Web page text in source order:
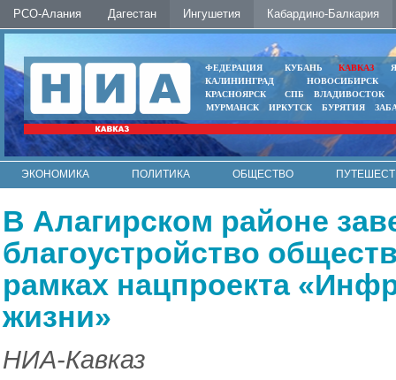
РСО-Алания Дагестан Ингушетия Кабардино-Балкария
ФЕДЕРАЦИЯ КУБАНЬ КАВКАЗ
КАЛИНИНГРАД
НОВОСИБИРСК
КРАСНОЯРСК
СПБ
ВЛАДИВОСТОК
МУРМАНСК
ИРКУТСК БУРЯТИЯ
ЭКОНОМИКА ПОЛИТИКА ОБЩЕСТВО
В Алагирском районе
благоустройство
рамках нацпроекта
жизни»
НИА-Кавказ